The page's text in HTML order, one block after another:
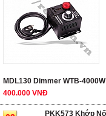
MDL130 Dimmer WTB-
400.000 VNĐ
PKK573 Khớp